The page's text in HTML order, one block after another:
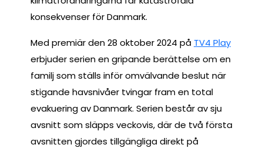
konsekvenser för Danmark.
Med premiär den 28 oktober 2024 på TV4 Play
erbjuder serien en gripande berättelse om en
familj som ställs inför omvälvande beslut när
stigande havsnivåer tvingar fram en total
evakuering av Danmark. Serien består av sju
avsnitt som släpps veckovis, där de två första
avsnitten gjordes tillgängliga direkt på